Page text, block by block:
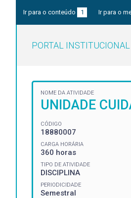
Ir para o conteúdo 1 Ir para o
PORTAL INSTITUCIONAL
NOME DA ATIVIDADE
UNIDADE
CÓDIGO
18880007
CARGA HORÁRIA
360 horas
TIPO DE ATIVIDADE
DISCIPLINA
PERIODICIDADE
Semestral